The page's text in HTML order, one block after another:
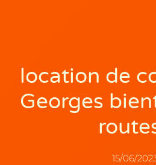
location de
Georges
15/06/